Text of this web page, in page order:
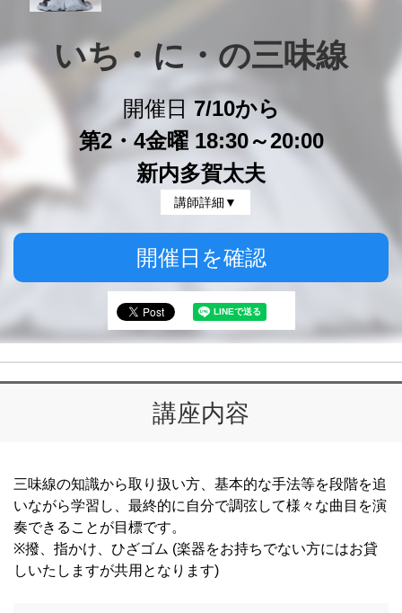
いち・に・の三味線
開催日 7/10から
第2・4金曜 18:30～20:00
新内多賀太夫
講師詳細▼
開催日を確認
講座内容
三味線の知識から取り扱い方、基本的な手法等を段階を追
いながら学習し、最終的に自分で調弦して様々な曲目を演
奏できることが目標です。
※撥、指かけ、ひざゴム (楽器をお持ちでない方にはお貸
しいたしますが共用となります)